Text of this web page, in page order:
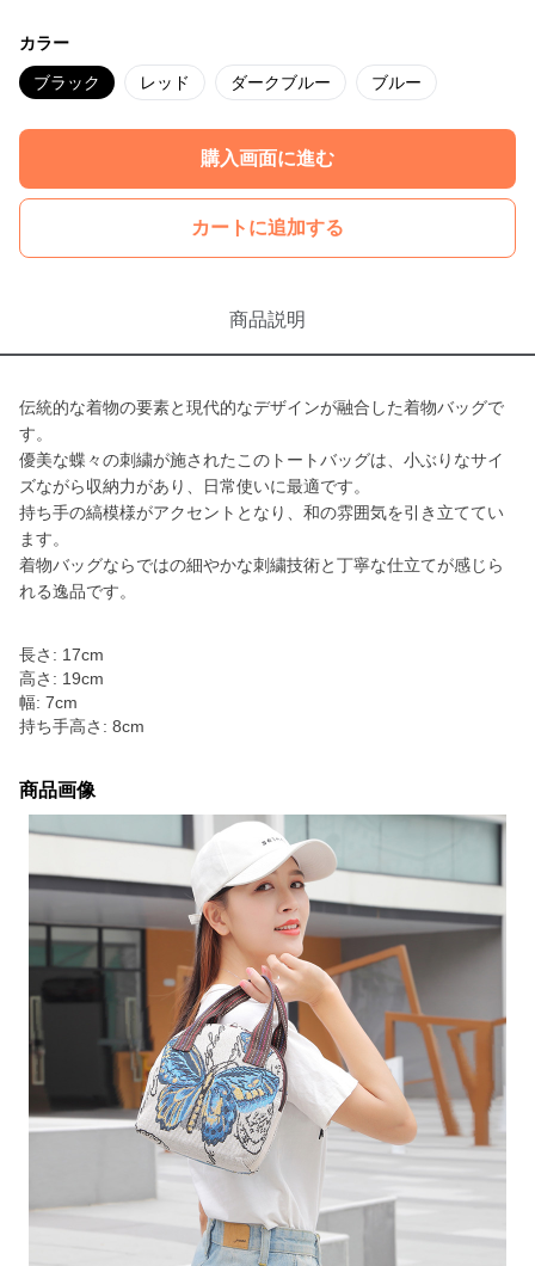
カラー
ブラック レッド ダークブルー ブルー
購入画面に進む
カートに追加する
商品説明
伝統的な着物の要素と現代的なデザインが融合した着物バッグで
す。
優美な蝶々の刺繍が施されたこのトートバッグは、小ぶりなサイ
ズながら収納力があり、日常使いに最適です。
持ち手の縞模様がアクセントとなり、和の雰囲気を引き立ててい
ます。
着物バッグならではの細やかな刺繍技術と丁寧な仕立てが感じら
れる逸品です。
長さ: 17cm
高さ: 19cm
幅: 7cm
持ち手高さ: 8cm
商品画像